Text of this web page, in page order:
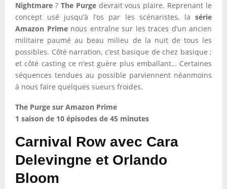
Nightmare ? The Purgedevrait vous plaire. Reprenant le
concept usé jusqu’à l’os par les scénaristes, la série
Amazon Primenous entraîne sur les traces d’un ancien
militaire paumé au beau milieu de la nuit de tous les
possibles. Côté narration, c’est basique de chez basique ;
et côté casting ce n’est guère plus emballant… Certaines
séquences tendues au possible parviennent néanmoins
à nous faire quelques sueurs froides.
The Purge sur Amazon Prime
1 saison de 10 épisodes de 45 minutes
Carnival Row avec Cara
Delevingne et Orlando
Bloom